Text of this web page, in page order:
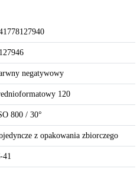
negatywowy
120
800 / 30°
z opakowania zbiorczego
41